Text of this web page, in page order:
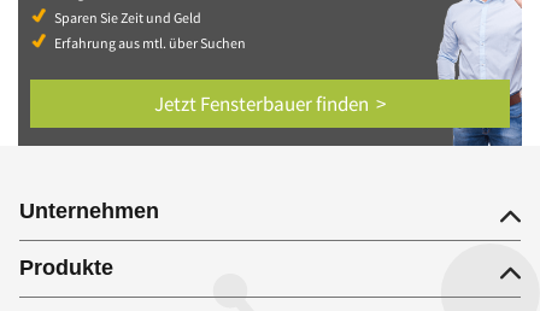
Sparen Sie Zeit und Geld
Erfahrung aus mtl. über Suchen
Jetzt Fensterbauer finden >
Unternehmen
Produkte